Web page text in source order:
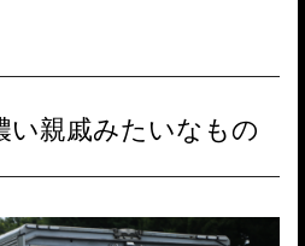
い親戚みたいなもの